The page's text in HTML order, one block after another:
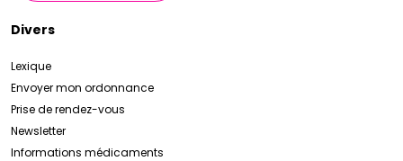
Divers
Lexique
Envoyer mon ordonnance
Prise de rendez-vous
Newsletter
Informations médicaments